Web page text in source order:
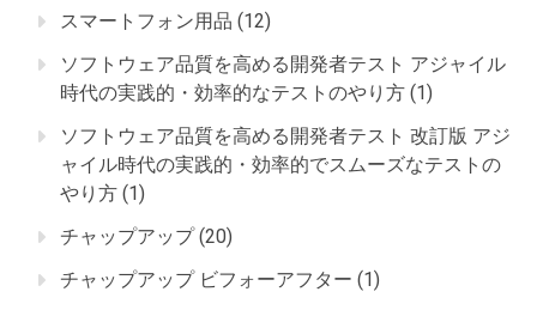
スマートフォン用品 (12)
ソフトウェア品質を高める開発者テスト アジャイル
時代の実践的・効率的なテストのやり方 (1)
ソフトウェア品質を高める開発者テスト 改訂版 アジ
ャイル時代の実践的・効率的でスムーズなテストの
やり方 (1)
チャップアップ(20)
チャップアップ ビフォーアフター (1)